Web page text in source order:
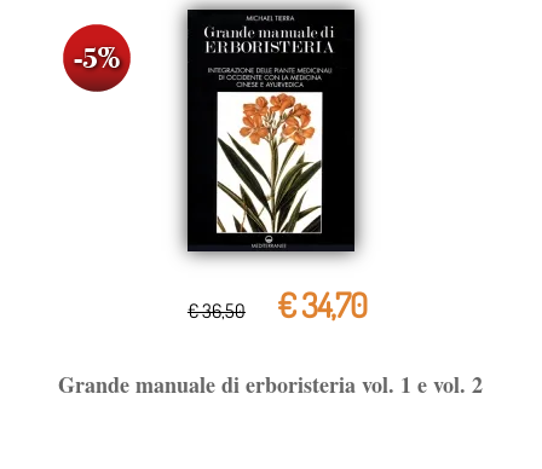
€ 36,50 € 34,70
Grande manuale di erboristeria vol. 1 e vol. 2